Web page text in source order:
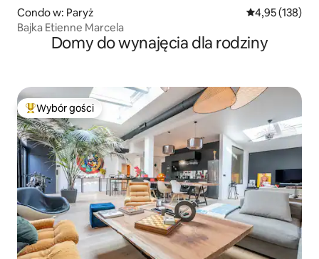
Condo w: Paryż Średnia
4,95 (138)
Bajka Etienne Marcela
Domy do wynajęcia dla rodziny
Najpopularniejsze z kategorii Wybór gości
Wybór gości